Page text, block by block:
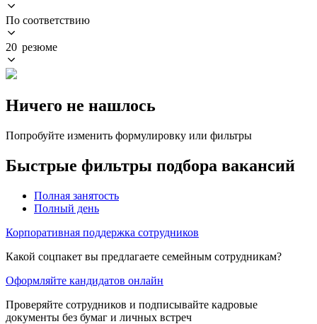
По соответствию
20 резюме
Ничего не нашлось
Попробуйте изменить формулировку или фильтры
Быстрые фильтры подбора вакансий
Полная занятость
Полный день
Корпоративная поддержка сотрудников
Какой соцпакет вы предлагаете семейным сотрудникам?
Оформляйте кандидатов онлайн
Проверяйте сотрудников и подписывайте кадровые
документы без бумаг и личных встреч